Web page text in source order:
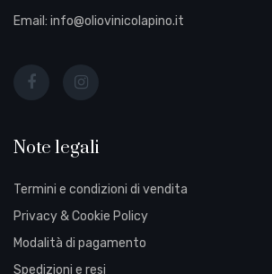
Email: info@oliovinicolapino.it
Note legali
Termini e condizioni di vendita
Privacy & Cookie Policy
Modalità di pagamento
Spedizioni e resi